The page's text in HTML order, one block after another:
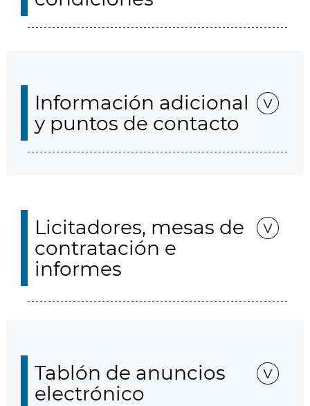
Información adicional
y puntos de contacto
Licitadores, mesas de
contratación e
informes
Tablón de anuncios
electrónico